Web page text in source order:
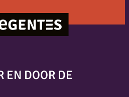
EN DOOR DE